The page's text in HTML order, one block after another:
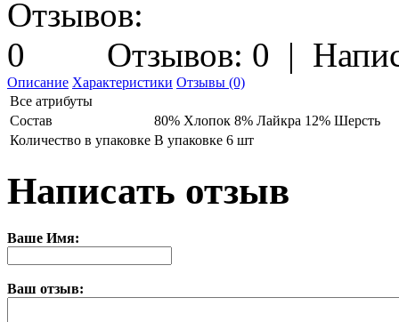
Отзывов: 0 |
Описание Характеристики Отзывы (0)
Все атрибуты
Состав
80% Хлопок 8% Лайкра 12% Шерсть
Количество в упаковке В упаковке 6 шт
Написать отзыв
Ваше Имя:
Ваш отзыв: